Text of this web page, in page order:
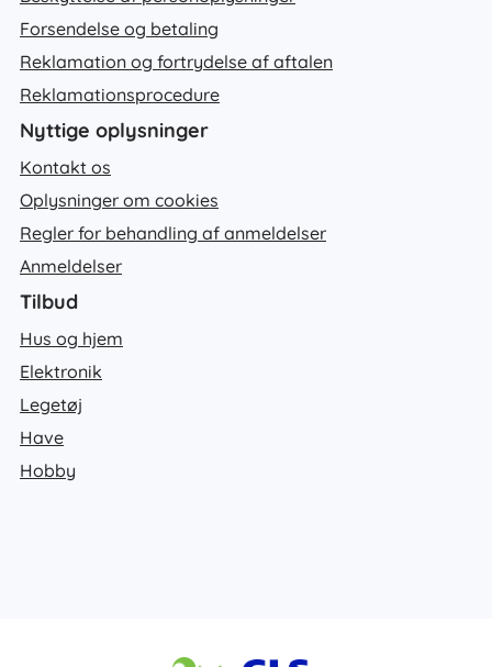
Forsendelse og betaling
Reklamation og fortrydelse af aftalen
Reklamationsprocedure
Nyttige oplysninger
Kontakt os
Oplysninger om cookies
Regler for behandling af anmeldelser
Anmeldelser
Tilbud
Hus og hjem
Elektronik
Legetøj
Have
Hobby